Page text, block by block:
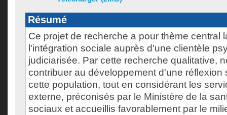
Résumé
Ce projet de recherche a pour thème central
l'intégration sociale auprès d'une clientèle
judiciarisée. Par cette recherche qualitative,
contribuer au développement d'une réflexion
cette population, tout en considérant les
externe, préconisés par le Ministère de la
sociaux et accueillis favorablement par le